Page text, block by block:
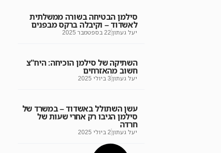
סילמן הבטיחה בשורה ממשלתית
לאשדוד – וקיבלה ברקס מבפנים
יעל געתון 22 בספטמבר 2025
השתיקה של סילמן הוכיחה: היח"צ
חשוב מהאזרחים
יעל געתון 3 ביולי 2025
עשן השתולל באשדוד – במשרד של
סילמן הגיבו רק אחרי שעות של
חרדה
יעל געתון 2 ביולי 2025